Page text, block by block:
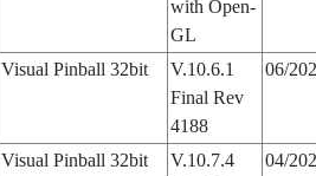
with Open-
GL
Visual Pinball 32bit
V.10.6.1
Final Rev
4188
06/
Visual Pinball 32bit
V.10.7.4
04/